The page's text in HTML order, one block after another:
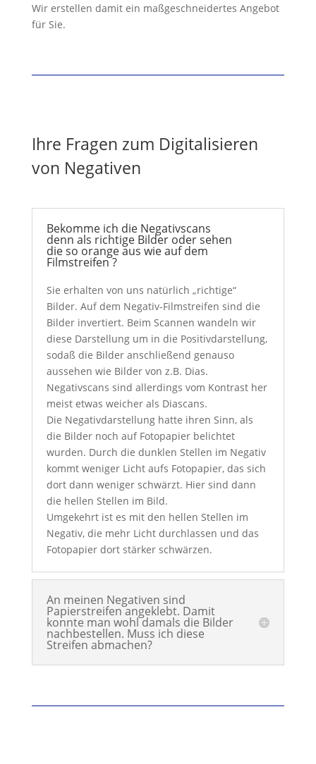
Wir erstellen damit ein maßgeschneidertes Angebot
für Sie.
Ihre Fragen zum Digitalisieren
von Negativen
Bekomme ich die Negativscans
denn als richtige Bilder oder sehen
die so orange aus wie auf dem
Filmstreifen ?
Sie erhalten von uns natürlich „richtige“
Bilder. Auf dem Negativ-Filmstreifen sind die
Bilder invertiert. Beim Scannen wandeln wir
diese Darstellung um in die Positivdarstellung,
sodaß die Bilder anschließend genauso
aussehen wie Bilder von z.B. Dias.
Negativscans sind allerdings vom Kontrast her
meist etwas weicher als Diascans.
Die Negativdarstellung hatte ihren Sinn, als
die Bilder noch auf Fotopapier belichtet
wurden. Durch die dunklen Stellen im Negativ
kommt weniger Licht aufs Fotopapier, das sich
dort dann weniger schwärzt. Hier sind dann
die hellen Stellen im Bild.
Umgekehrt ist es mit den hellen Stellen im
Negativ, die mehr Licht durchlassen und das
Fotopapier dort stärker schwärzen.
An meinen Negativen sind
Papierstreifen angeklebt. Damit
konnte man wohl damals die Bilder
nachbestellen. Muss ich diese
Streifen abmachen?